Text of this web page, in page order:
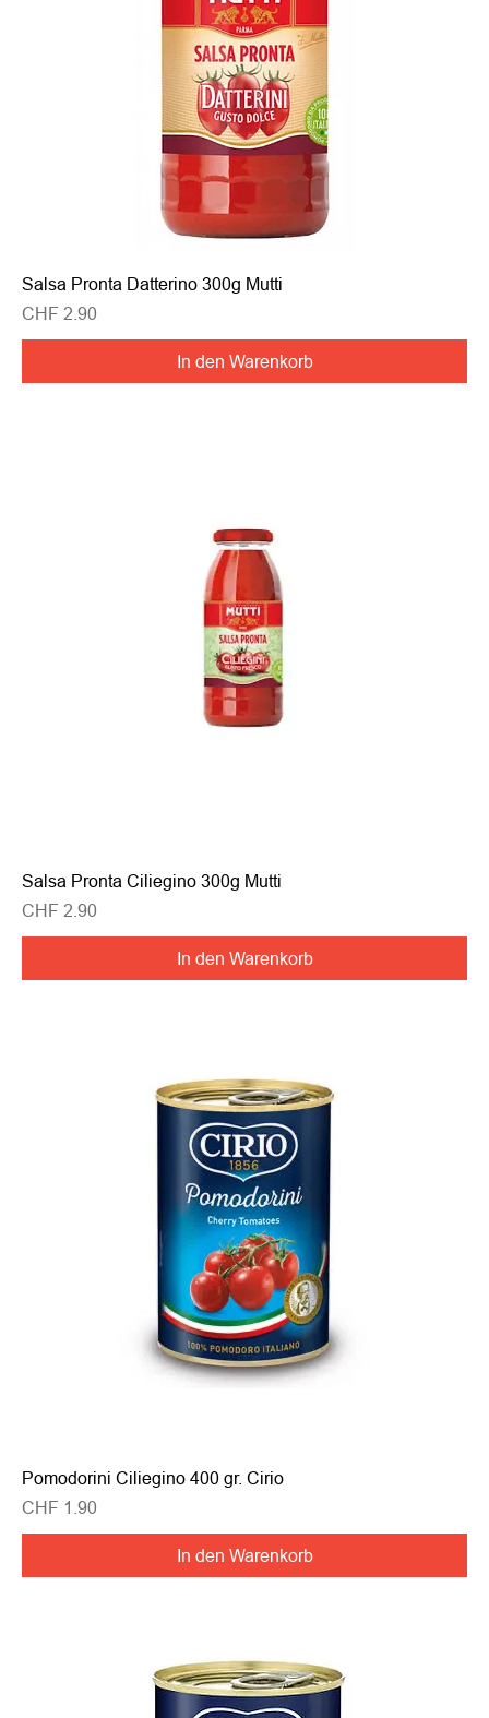
Salsa Pronta Datterino 300g Mutti
Preis
CHF 2.90
In den Warenkorb
Salsa Pronta Ciliegino 300g Mutti
Preis
CHF 2.90
In den Warenkorb
Pomodorini Ciliegino 400 gr. Cirio
Preis
CHF 1.90
In den Warenkorb